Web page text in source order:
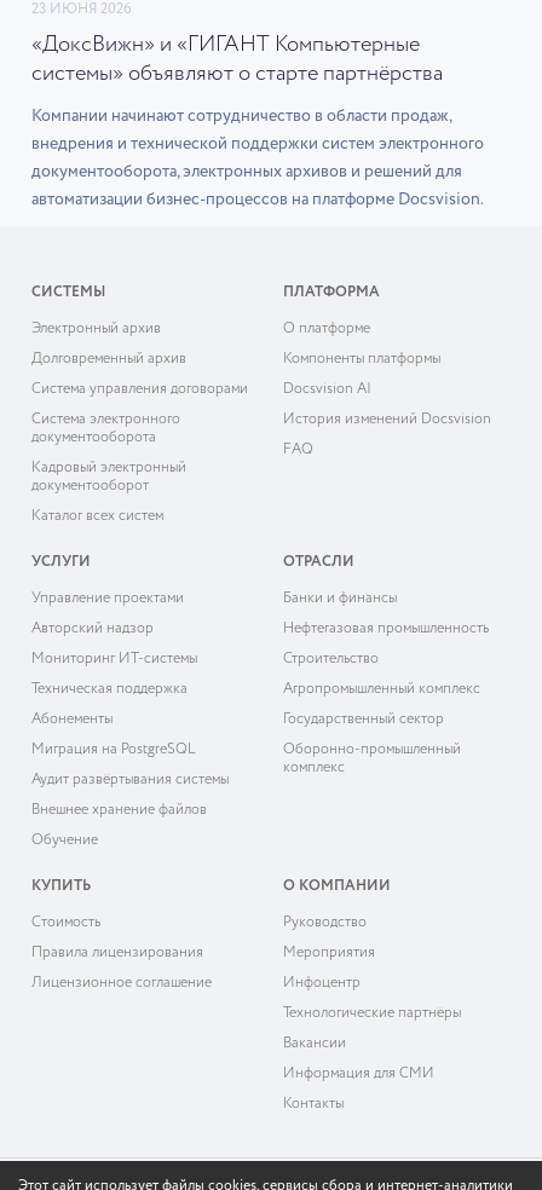
23 ИЮНЯ 2026
«ДоксВижн» и «ГИГАНТ Компьютерные
системы» объявляют о старте партнёрства
Компании начинают сотрудничество в области продаж,
внедрения и технической поддержки систем электронного
документооборота, электронных архивов и решений для
автоматизации бизнес-процессов на платформе Docsvision.
СИСТЕМЫ
Электронный архив
Долговременный архив
Система управления договорами
Система электронного
документооборота
Кадровый электронный
документооборот
Каталог всех систем
ПЛАТФОРМА
О платформе
Компоненты платформы
Docsvision AI
История изменений Docsvision
FAQ
УСЛУГИ
Управление проектами
Авторский надзор
Мониторинг ИТ-системы
Техническая поддержка
Абонементы
Миграция на PostgreSQL
Аудит развёртывания системы
Внешнее хранение файлов
Обучение
ОТРАСЛИ
Банки и финансы
Нефтегазовая промышленность
Строительство
Агропромышленный комплекс
Государственный сектор
Оборонно-промышленный
комплекс
КУПИТЬ
Cтоимость
Правила лицензирования
Лицензионное соглашение
О КОМПАНИИ
Руководство
Мероприятия
Инфоцентр
Технологические партнёры
Вакансии
Информация для СМИ
Контакты
Этот сайт использует файлы cookies, сервисы сбора и интернет-аналитики